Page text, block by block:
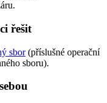
řešit
sbor(příslušné operační
sboru).